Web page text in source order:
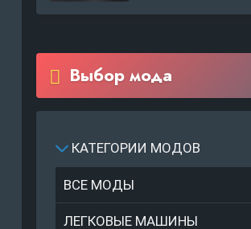
Выбор мода
КАТЕГОРИИ МОДОВ
ВСЕ МОДЫ
ЛЕГКОВЫЕ МАШИНЫ